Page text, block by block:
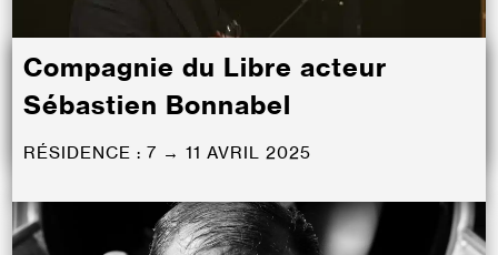
Compagnie du Libre acteur
Sébastien Bonnabel
RÉSIDENCE : 7 → 11 AVRIL 2025